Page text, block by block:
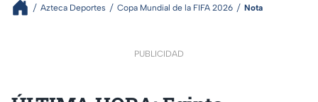
Azteca Deportes Copa Mundial de la FIFA 2026 Nota
PUBLICIDAD